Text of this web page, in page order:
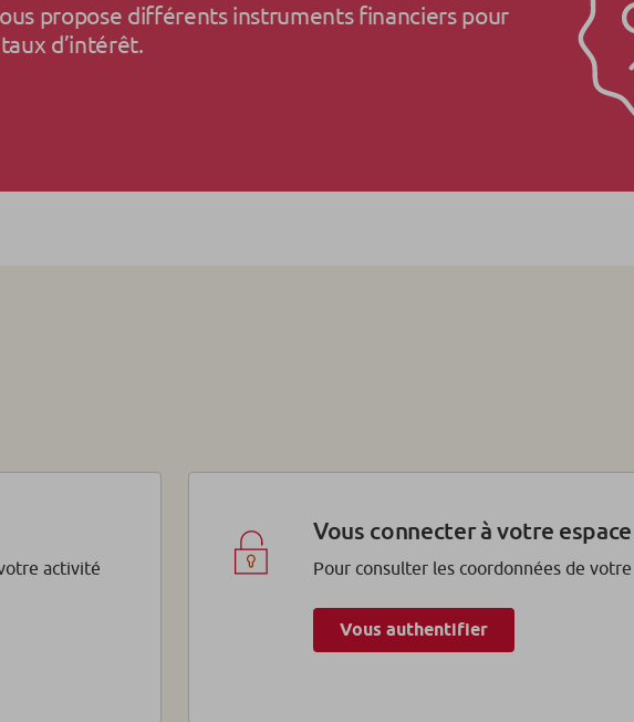
propose différents instruments financiers pour
d’intérêt.
activité
Vous connecter à votre
Pour consulter les coordonnées de
Vous authentifier